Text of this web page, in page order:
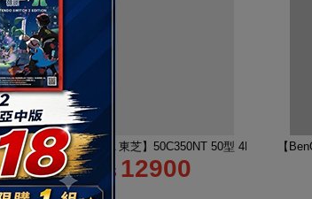
QLED Google TV 65M450NT液晶顯示器｜含壁掛安裝+架
【TOSHIBA 東芝】50C350NT 50型 4K Google
$ 12900
【